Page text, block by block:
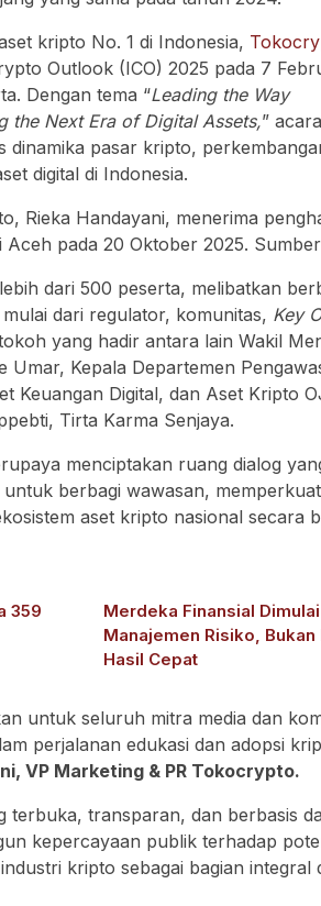
kripto No. 1 di Indonesia,
Outlook (ICO) 2025 pada 7
Dengan tema “Leading the Way
the Next Era of Digital Assets,”
dinamika pasar kripto,
digital di Indonesia.
dari 500 peserta, melibatkan
dari regulator, komunitas, Key
yang hadir antara lain Wakil
Umar, Kepala Departemen
Keuangan Digital, dan Aset Kripto
Tirta Karma Senjaya.
menciptakan ruang dialog
berbagi wawasan,
aset kripto nasional secara
359
Merdeka Finansial
Manajemen Risiko,
Hasil Cepat
untuk seluruh mitra media dan
perjalanan edukasi dan adopsi
VP Marketing & PR Tokocrypto.
terbuka, transparan, dan berbasis
kepercayaan publik terhadap
kripto sebagai bagian integral